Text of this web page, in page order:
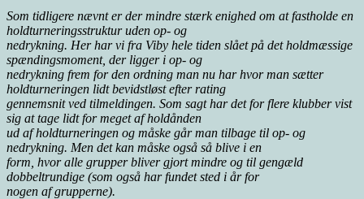
Som tidligere nævnt er der mindre stærk enighed om at fastholde en
holdturneringsstruktur uden op- og
nedrykning. Her har vi fra Viby hele tiden slået på det holdmæssige
spændingsmoment, der ligger i op- og
nedrykning frem for den ordning man nu har hvor man sætter
holdturneringen lidt bevidstløst efter rating
gennemsnit ved tilmeldingen. Som sagt har det for flere klubber vist
sig at tage lidt for meget af holdånden
ud af holdturneringen og måske går man tilbage til op- og
nedrykning. Men det kan måske også så blive i en
form, hvor alle grupper bliver gjort mindre og til gengæld
dobbeltrundige (som også har fundet sted i år for
nogen af grupperne).